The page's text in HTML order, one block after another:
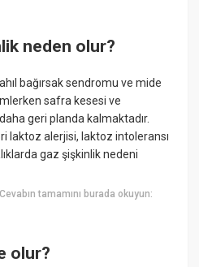
neden olur?
bağırsak sendromu ve mide
safra kesesi ve
geri planda kalmaktadır.
laktoz alerjisi, laktoz intoleransı
gaz şişkinlik nedeni
Cevabın tamamını burada okuyun:
olur?